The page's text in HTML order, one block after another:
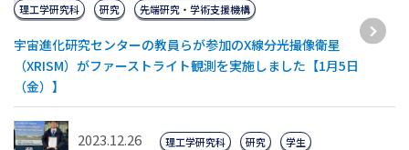
宇宙進化研究センターの教員らが参加のX線分光撮像衛星
（XRISM）がファーストライト観測を実施しました【1月5日
（金）】
理工学研究科 研究 先端研究・学術支援機構
2023.12.26 理工学研究科 研究 学生